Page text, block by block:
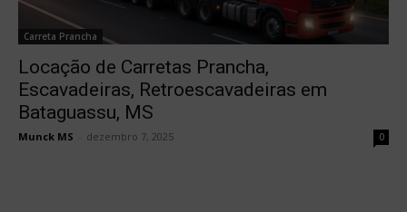
Carreta Prancha
Locação de Carretas Prancha,
Escavadeiras, Retroescavadeiras em
Bataguassu, MS
Munck MS dezembro 7, 2025 0